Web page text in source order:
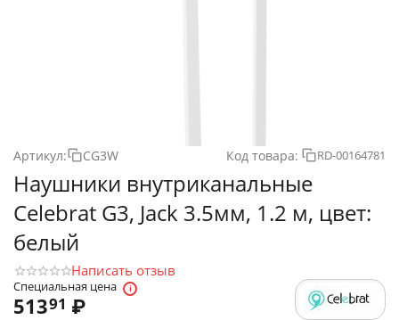
Артикул: CG3W Код товара: RD-00164781
Наушники внутриканальные
Celebrat G3, Jack 3.5мм, 1.2 м, цвет:
белый
Написать отзыв
Специальная цена
51391 ₽